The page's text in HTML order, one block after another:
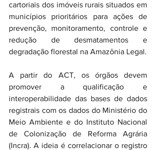
cartoriais dos imóveis rurais situados em
municípios prioritários para ações de
prevenção, monitoramento, controle e
redução de desmatamentos e
degradação florestal na Amazônia Legal.
A partir do ACT, os órgãos devem
promover a qualificação e
interoperabilidade das bases de dados
registrais com os dados do Ministério do
Meio Ambiente e do Instituto Nacional
de Colonização de Reforma Agrária
(Incra). A ideia é correlacionar o registro